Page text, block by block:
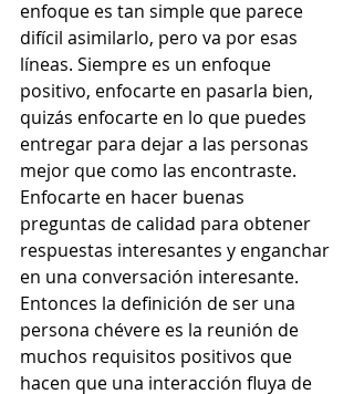
enfoque es tan simple que parece
difícil asimilarlo, pero va por esas
líneas. Siempre es un enfoque
positivo, enfocarte en pasarla bien,
quizás enfocarte en lo que puedes
entregar para dejar a las personas
mejor que como las encontraste.
Enfocarte en hacer buenas
preguntas de calidad para obtener
respuestas interesantes y enganchar
en una conversación interesante.
Entonces la definición de ser una
persona chévere es la reunión de
muchos requisitos positivos que
hacen que una interacción fluya de